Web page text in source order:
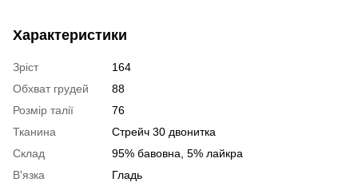
Характеристики
Зріст
164
Обхват грудей
88
Розмір талії
76
Тканина
Стрейч 30 двонитка
Склад
95% бавовна, 5% лайкра
В'язка
Гладь